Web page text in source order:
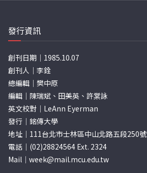
發行資訊
創刊日期｜1985.10.07
創刊人｜李銓
總編輯｜樊中原
編輯｜陳瑞斌、田美英、許棠詠
英文校對｜LeAnn Eyerman
發行｜銘傳大學
地址｜111台北市士林區中山北路五段250號
電話｜(02)28824564 Ext. 2324
Mail｜ week@mail.mcu.edu.tw